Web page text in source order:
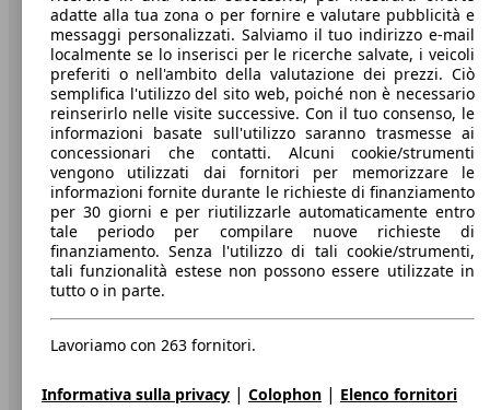
Benvenuti su AutoScout24, il mercato auto europeo.
Società
A proposito di AutoScout24
Stampa
Media
Condizioni generali
Informazioni
Privacy
Dichiarazione di Accessibilità
Servizi
adatte alla tua zona o per fornire e valutare pubblicità e
messaggi personalizzati. Salviamo il tuo indirizzo e-mail
localmente se lo inserisci per le ricerche salvate, i veicoli
preferiti o nell'ambito della valutazione dei prezzi. Ciò
semplifica l'utilizzo del sito web, poiché non è necessario
reinserirlo nelle visite successive. Con il tuo consenso, le
informazioni basate sull'utilizzo saranno trasmesse ai
concessionari che contatti. Alcuni cookie/strumenti
vengono utilizzati dai fornitori per memorizzare le
informazioni fornite durante le richieste di finanziamento
per 30 giorni e per riutilizzarle automaticamente entro
tale periodo per compilare nuove richieste di
finanziamento. Senza l'utilizzo di tali cookie/strumenti,
tali funzionalità estese non possono essere utilizzate in
tutto o in parte.
Lavoriamo con 263 fornitori.
Informativa sulla privacy | Colophon | Elenco fornitori